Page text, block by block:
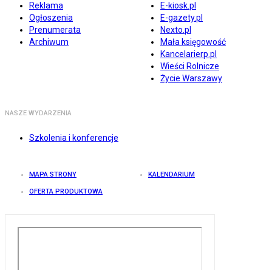
Reklama
Ogłoszenia
Prenumerata
Archiwum
E-kiosk.pl
E-gazety.pl
Nexto.pl
Mała księgowość
Kancelarierp.pl
Wieści Rolnicze
Życie Warszawy
NASZE WYDARZENIA
Szkolenia i konferencje
MAPA STRONY KALENDARIUM
OFERTA PRODUKTOWA